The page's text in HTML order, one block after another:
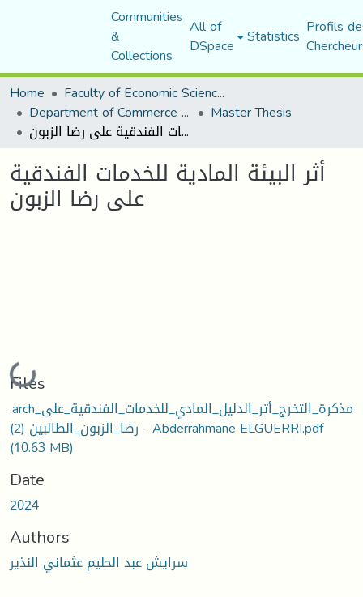
Communities
&
Collections
All of
DSpace Statistics Profils
Home
Faculty of Economic Sciences, Commerce and Management Sciences
Department of Commerce Science Master Thesis
أثر البيئة المادية للخدمات الفندقية على رضا الزبون
أثر البيئة المادية للخدمات الفندقية
على رضا الزبون
Loading...
Files
.archمذكرة_التخرج_أثر_الدليل_المادي_للخدمات_الفندقية_على_
رضا_الزبون_الطالبين (2) - Abderrahmane ELGUERRI.pdf
(10.63 MB)
Date
2024
Authors
سرايش عبد الحليم عثماني النذير